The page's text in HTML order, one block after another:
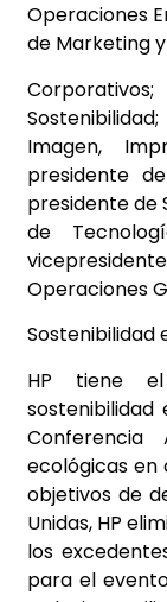
Operaciones
de Marketing
Imagen,
presidente
presidente de
de
Operaciones
Sostenibilidad
HP tiene
Conferencia
ecológicas en
objetivos de
Unidas, HP
los
para el